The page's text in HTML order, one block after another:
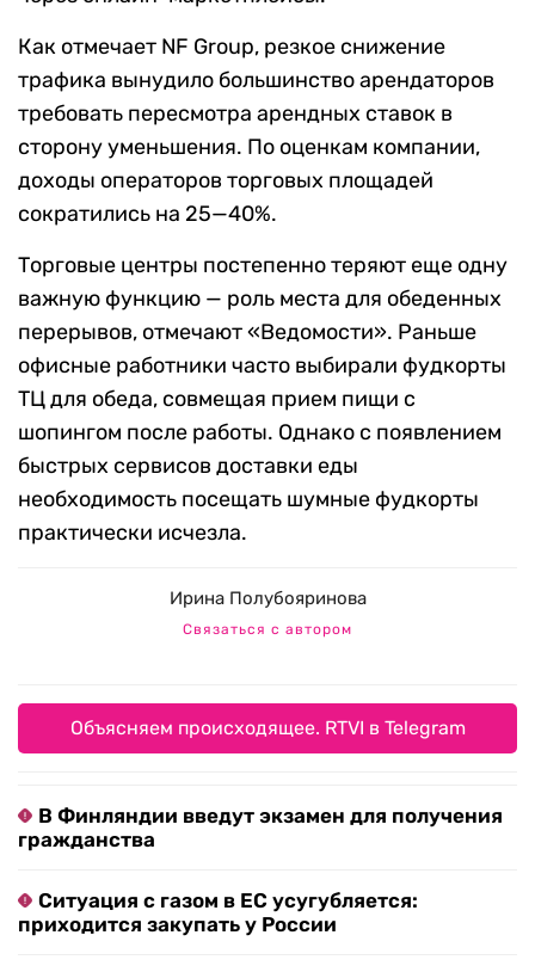
Как отмечает NF Group, резкое снижение
трафика вынудило большинство арендаторов
требовать пересмотра арендных ставок в
сторону уменьшения. По оценкам компании,
доходы операторов торговых площадей
сократились на 25—40%.
Торговые центры постепенно теряют еще одну
важную функцию — роль места для обеденных
перерывов, отмечают «Ведомости». Раньше
офисные работники часто выбирали фудкорты
ТЦ для обеда, совмещая прием пищи с
шопингом после работы. Однако с появлением
быстрых сервисов доставки еды
необходимость посещать шумные фудкорты
практически исчезла.
Ирина Полубояринова
Связаться с автором
Объясняем происходящее. RTVI в Telegram
В Финляндии введут экзамен для получения
гражданства
Ситуация с газом в ЕС усугубляется:
приходится закупать у России